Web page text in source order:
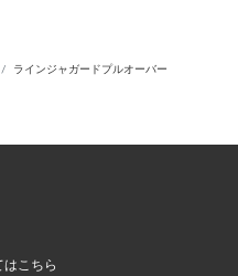
ラインジャガードプルオーバー
はこちら